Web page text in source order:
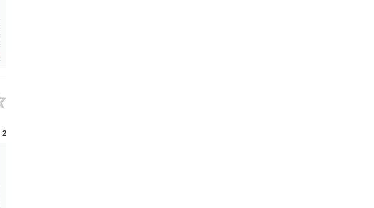
2